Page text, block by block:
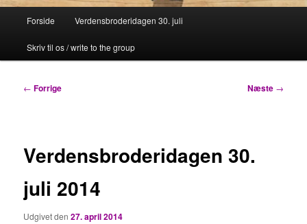
Forside Verdensbroderidagen 30. juli
Skriv til os / write to the group
Indlægsnavigation
← Forrige Næste →
Verdensbroderidagen 30.
juli 2014
Udgivet den27. april 2014